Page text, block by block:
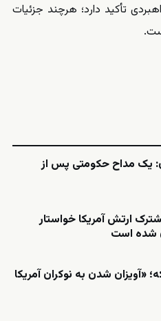
تأکید دارد؛ هرچند جزئیات
یک مداح حکومتی پس از
ارتش آمریکا خواستار
شده است
«آویزان شدن به نوکران آمریکا